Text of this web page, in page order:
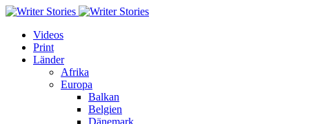
Videos
Print
Länder
Afrika
Europa
Balkan
Belgien
Dänemark